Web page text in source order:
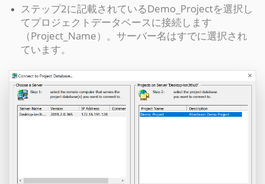
ステップ2に記載されているDemo_Projectを選択し
てプロジェクトデータベースに接続します
（Project_Name）。サーバー名はすでに選択され
ています。